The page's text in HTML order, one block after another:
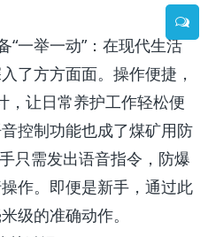
“一举一动”：在现代生活
了方方面面。 操作便捷，
，让日常养护工作轻松便
控制功能也成了煤矿用防
只需发出语音指令，防爆
作。即便是新手，通过此
级的准确动作。